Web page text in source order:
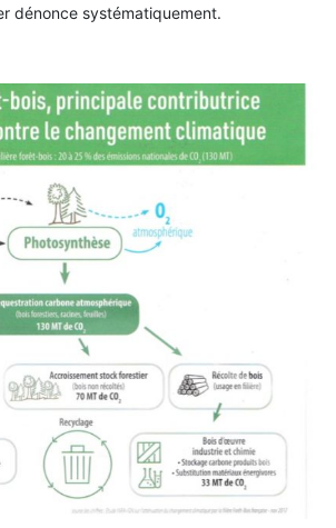
dénonce systématiquement.